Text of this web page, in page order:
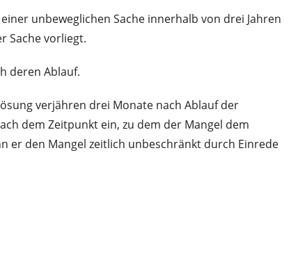
unbeweglichen Sache innerhalb von drei Jahren
Sache vorliegt.
deren Ablauf.
verjähren drei Monate nach Ablauf der
dem Zeitpunkt ein, zu dem der Mangel dem
er den Mangel zeitlich unbeschränkt durch Einrede